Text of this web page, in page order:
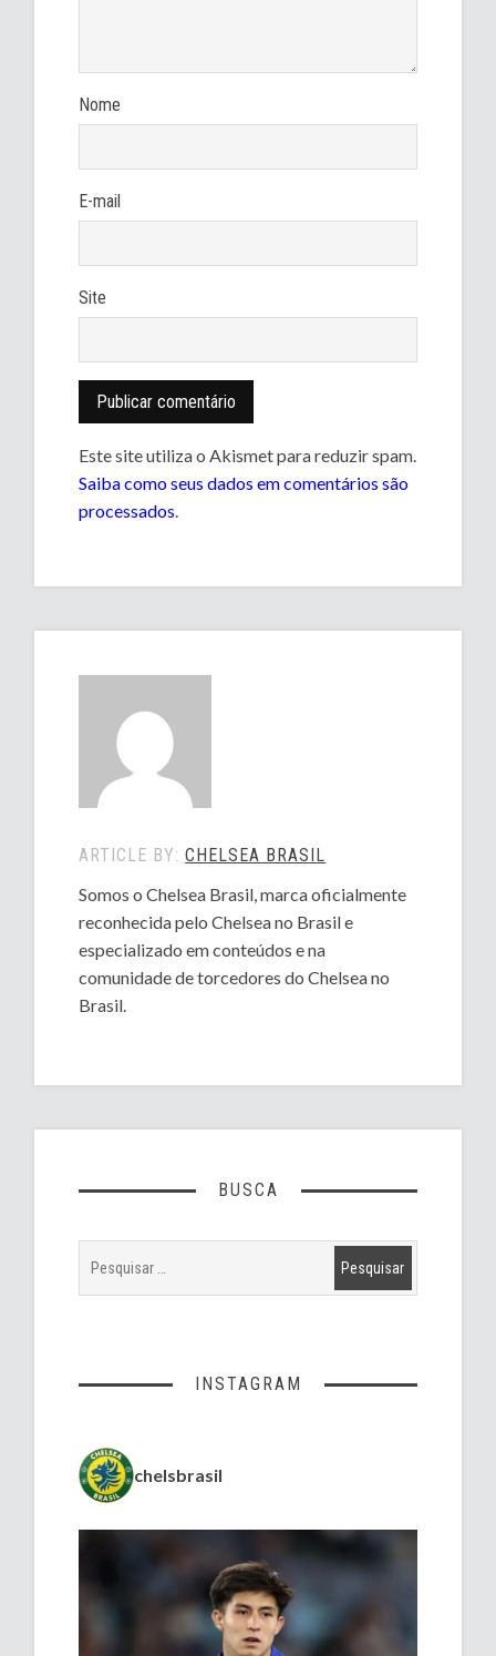
Nome
E-mail
Site
Este site utiliza o Akismet para reduzir spam.
Saiba como seus dados em comentários são
processados
ARTICLE BY:CHELSEA BRASIL
Somos o Chelsea Brasil, marca oficialmente
reconhecida pelo Chelsea no Brasil e
especializado em conteúdos e na
comunidade de torcedores do Chelsea no
Brasil.
BUSCA
INSTAGRAM
chelsbrasil